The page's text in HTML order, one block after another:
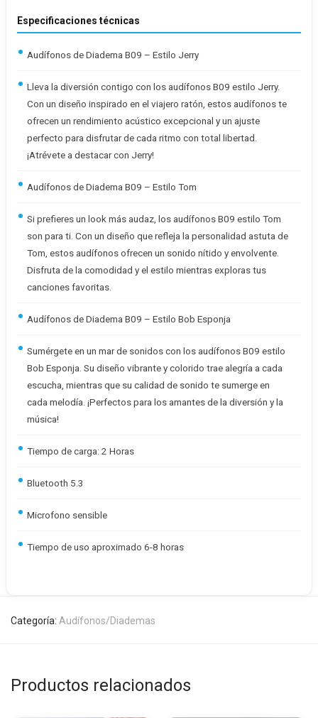
Especificaciones técnicas
Audífonos de Diadema B09 – Estilo Jerry
Lleva la diversión contigo con los audífonos B09 estilo Jerry.
Con un diseño inspirado en el viajero ratón, estos audífonos te
ofrecen un rendimiento acústico excepcional y un ajuste
perfecto para disfrutar de cada ritmo con total libertad.
¡Atrévete a destacar con Jerry!
Audífonos de Diadema B09 – Estilo Tom
Si prefieres un look más audaz, los audífonos B09 estilo Tom
son para ti. Con un diseño que refleja la personalidad astuta de
Tom, estos audífonos ofrecen un sonido nítido y envolvente.
Disfruta de la comodidad y el estilo mientras exploras tus
canciones favoritas.
Audífonos de Diadema B09 – Estilo Bob Esponja
Sumérgete en un mar de sonidos con los audífonos B09 estilo
Bob Esponja. Su diseño vibrante y colorido trae alegría a cada
escucha, mientras que su calidad de sonido te sumerge en
cada melodía. ¡Perfectos para los amantes de la diversión y la
música!
Tiempo de carga: 2 Horas
Bluetooth 5.3
Microfono sensible
Tiempo de uso aproximado 6-8 horas
Categoría: Audífonos/Diademas
Productos relacionados